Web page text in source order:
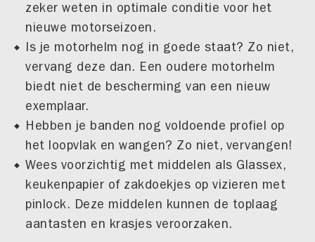
zeker weten in optimale conditie voor het
nieuwe motorseizoen.
Is je motorhelm nog in goede staat? Zo niet,
vervang deze dan. Een oudere motorhelm
biedt niet de bescherming van een nieuw
exemplaar.
Hebben je banden nog voldoende profiel op
het loopvlak en wangen? Zo niet, vervangen!
Wees voorzichtig met middelen als Glassex,
keukenpapier of zakdoekjes op vizieren met
pinlock. Deze middelen kunnen de toplaag
aantasten en krasjes ver­oorzaken.